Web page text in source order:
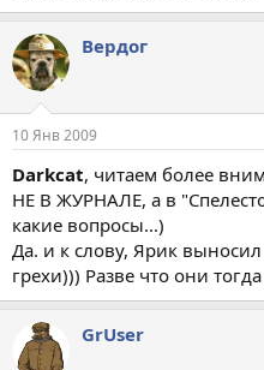
Вердог
10 Янв 2009
Darkcat, читаем более
НЕ В ЖУРНАЛЕ, а в
какие вопросы...)
Да. и к слову, Ярик
грехи))) Разве что они
GrUser